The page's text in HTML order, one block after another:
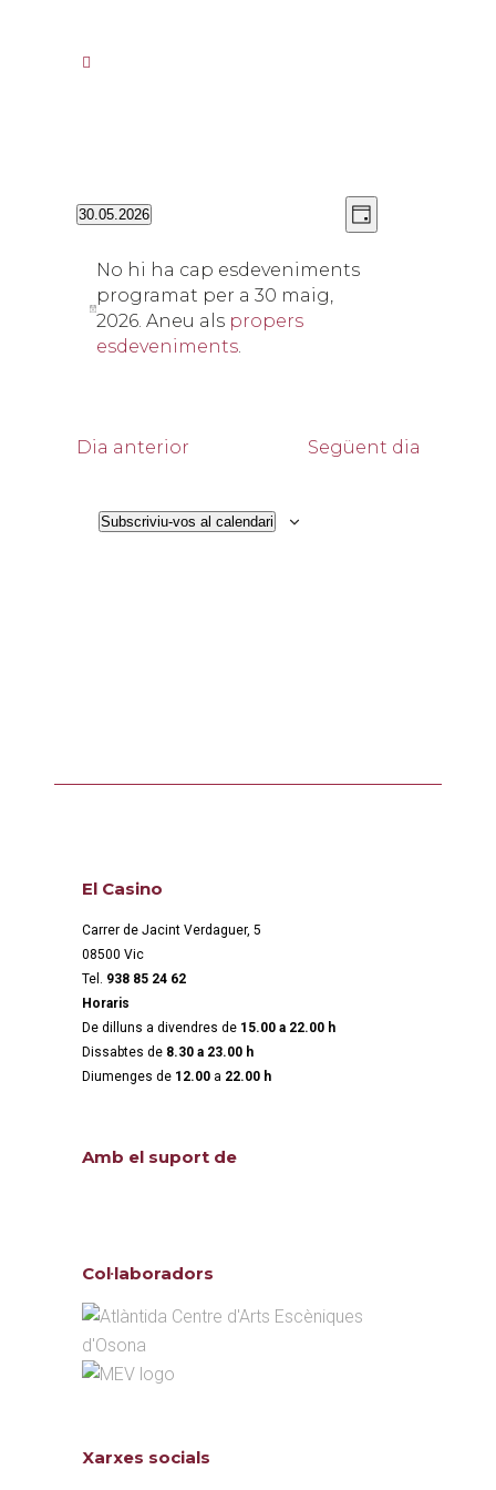
Vistes
de
Navegació
de
Day
30.05.2026
una
data.
No hi ha cap esdeveniments
programat per a 30 maig,
2026. Aneu als propers
esdeveniments.
Dia anterior Següent dia
Subscriviu-vos al calendari
El Casino
Carrer de Jacint Verdaguer, 5
08500 Vic
Tel. 938 85 24 62
Horaris
De dilluns a divendres de 15.00 a 22.00 h
Dissabtes de 8.30 a 23.00 h
Diumenges de 12.00 a 22.00 h
Amb el suport de
Col·laboradors
Xarxes socials